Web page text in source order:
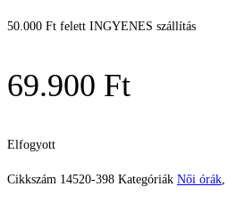
50.000 Ft felett INGYENES szállítás
69.900 Ft
Elfogyott
Cikkszám 14520-398 Kategóriák Női órák,